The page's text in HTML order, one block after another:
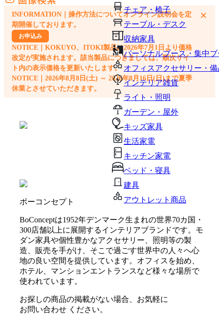
チェア・椅子
テーブル・デスク
収納家具
パーソナルブース・集中
オフィスアクセサリー・備
インテリア雑貨
ライト・照明
ガーデン・屋外
キッズ家具
生活家電
キッチン家電
ベッド・寝具
建具
アウトレット商品
外部サイトの商品をカートに追加
他のサイトで見つけた商品ページのURLを貼り付けて、カートに追加できます
INFORMATION｜操作方法についてオンライン説明会を定
期開催しております。
お申込み
NOTICE｜KOKUYO、ITOKI製品は2026年7月1日より価格
改定が実施されます。該当製品につきましては、順次サイ
ト内の表示価格を更新いたします。
NOTICE｜2026年8月8日(土) ～ 2026年8月16日(日)まで夏季
休業とさせていただきます。
×
ボーコンセプト
BoConceptは1952年デンマーク生まれの世界70カ国・
300店舗以上に展開するインテリアブランドです。モ
ダン家具や個性豊かなアクセサリー、照明等の製
造、販売を手がけ、そこで過ごす世界中の人々へ心
地の良い空間を提供しています。オフィスを始め、
ホテル、マンションエントランスなど様々な場所で
使われています。
お探しの商品の掲載がない場合、お気軽に
お問い合わせ ください。